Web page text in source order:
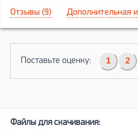
Отзывы (9) Дополнительная
Поставьте оценку: 1 2